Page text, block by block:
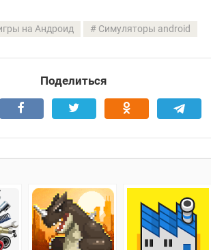
на Андроид Симуляторы android
Поделиться